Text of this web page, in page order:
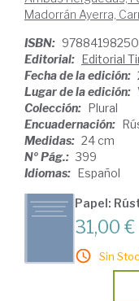
Madorrán Ayerra,
ISBN:
Editorial: Editorial
Fecha de la edición:
Lugar de la edición:
Colección: Plural
Encuadernación:
Medidas: 24 cm
Nº Pág.: 399
Idiomas: Español
Papel:
31,00 €
Sin